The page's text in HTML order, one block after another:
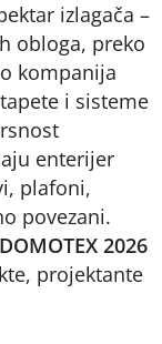
izlagača –
obloga, preko
kompanija
i sisteme
enterijer
plafoni,
povezani.
DOMOTEX 2026
projektante